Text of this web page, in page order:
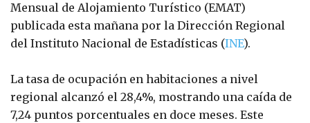
Mensual de Alojamiento Turístico (EMAT)
publicada esta mañana por la Dirección Regional
del Instituto Nacional de Estadísticas (INE).
La tasa de ocupación en habitaciones a nivel
regional alcanzó el 28,4%, mostrando una caída de
7,24 puntos porcentuales en doce meses. Este